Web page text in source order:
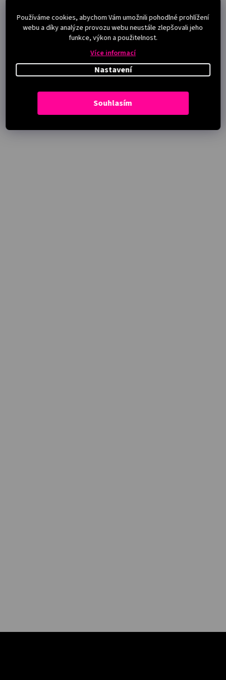
Používáme cookies, abychom Vám umožnili pohodlné prohlížení
webu a díky analýze provozu webu neustále zlepšovali jeho
funkce, výkon a použitelnost.
Více informací
Nastavení
Souhlasím